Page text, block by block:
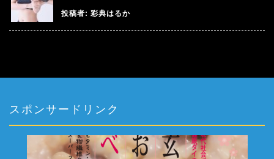
投稿者: 彩典はるか
スポンサードリンク